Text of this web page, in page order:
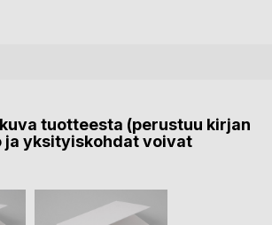
tuotteesta (perustuu kirjan
ja yksityiskohdat voivat